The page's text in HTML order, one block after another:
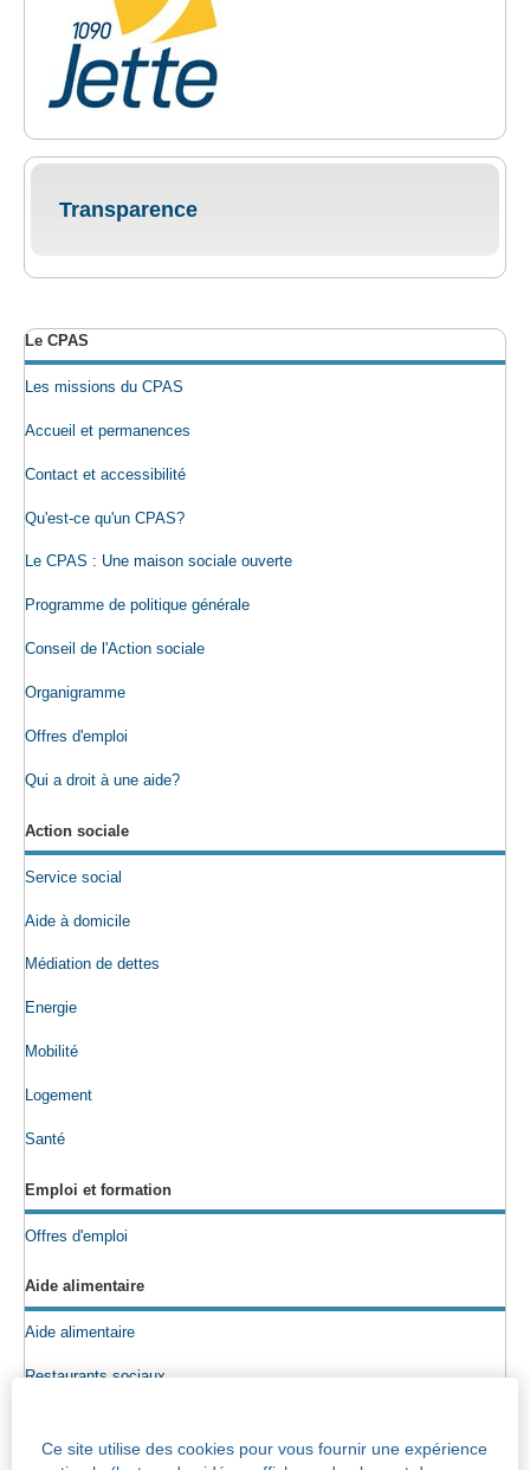
Ce site utilise des cookies pour vous fournir une expérience
Transparence
Le CPAS
Les missions du CPAS
Accueil et permanences
Contact et accessibilité
Qu'est-ce qu'un CPAS?
Le CPAS : Une maison sociale ouverte
Programme de politique générale
Conseil de l'Action sociale
Organigramme
Offres d'emploi
Qui a droit à une aide?
Action sociale
Service social
Aide à domicile
Médiation de dettes
Energie
Mobilité
Logement
Santé
Emploi et formation
Offres d'emploi
Aide alimentaire
Aide alimentaire
Restaurants sociaux
Epicerie sociale